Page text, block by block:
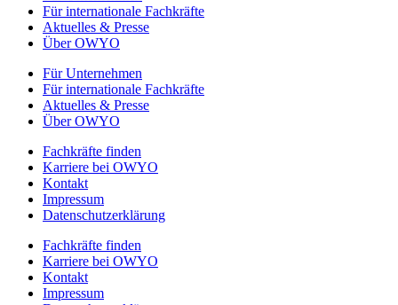
Für internationale Fachkräfte
Aktuelles & Presse
Über OWYO
Für Unternehmen
Für internationale Fachkräfte
Aktuelles & Presse
Über OWYO
Fachkräfte finden
Karriere bei OWYO
Kontakt
Impressum
Datenschutzerklärung
Fachkräfte finden
Karriere bei OWYO
Kontakt
Impressum